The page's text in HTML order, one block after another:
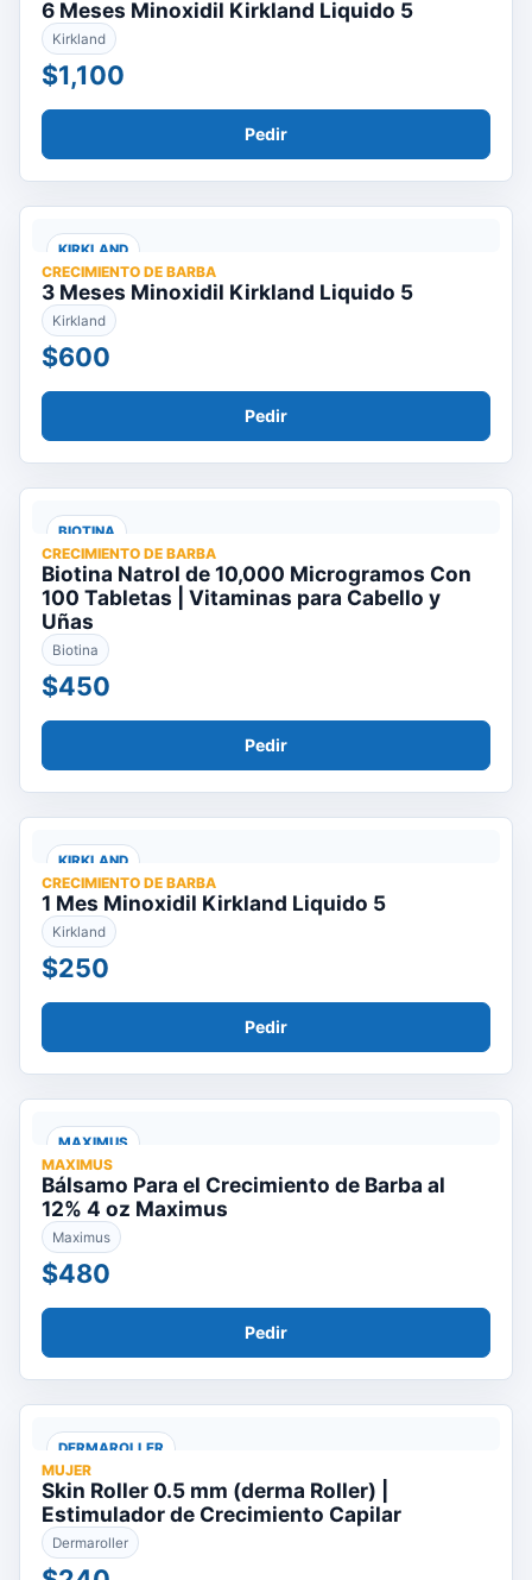
6 Meses Minoxidil Kirkland Liquido 5
Kirkland
$1,100
Pedir
KIRKLAND
CRECIMIENTO DE BARBA
3 Meses Minoxidil Kirkland Liquido 5
Kirkland
$600
Pedir
BIOTINA
CRECIMIENTO DE BARBA
Biotina Natrol de 10,000 Microgramos Con
100 Tabletas | Vitaminas para Cabello y
Uñas
Biotina
$450
Pedir
KIRKLAND
CRECIMIENTO DE BARBA
1 Mes Minoxidil Kirkland Liquido 5
Kirkland
$250
Pedir
MAXIMUS
MAXIMUS
Bálsamo Para el Crecimiento de Barba al
12% 4 oz Maximus
Maximus
$480
Pedir
DERMAROLLER
MUJER
Skin Roller 0.5 mm (derma Roller) |
Estimulador de Crecimiento Capilar
Dermaroller